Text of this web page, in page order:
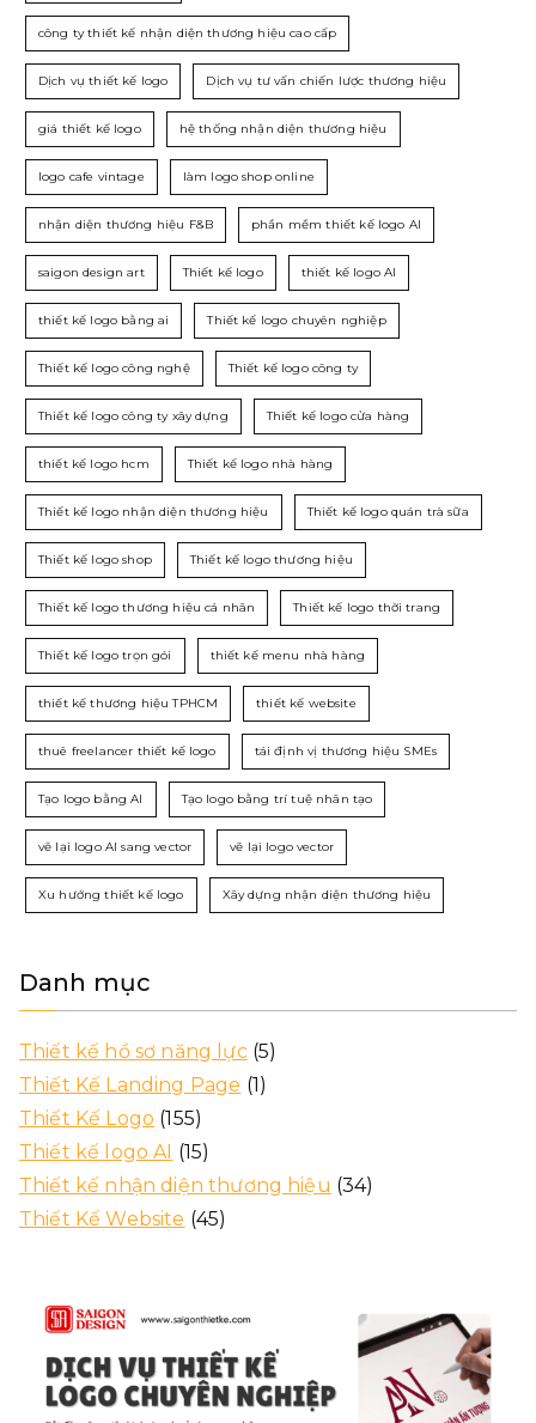
công ty thiết kế nhận diện thương hiệu cao cấp
Dịch vụ thiết kế logo Dịch vụ tư vấn chiến lược thương hiệu
giá thiết kế logo hệ thống nhận diện thương hiệu
logo cafe vintage làm logo shop online
nhận diện thương hiệu F&B phần mềm thiết kế logo AI
saigon design art Thiết kế logo thiết kế logo AI
thiết kế logo bằng ai Thiết kế logo chuyên nghiệp
Thiết kế logo công nghệ Thiết kế logo công ty
Thiết kế logo công ty xây dựng Thiết kế logo cửa hàng
thiết kế logo hcm Thiết kế logo nhà hàng
Thiết kế logo nhận diện thương hiệu Thiết kế logo quán trà sữa
Thiết kế logo shop Thiết kế logo thương hiệu
Thiết kế logo thương hiệu cá nhân Thiết kế logo thời trang
Thiết kế logo trọn gói thiết kế menu nhà hàng
thiết kế thương hiệu TPHCM thiết kế website
thuê freelancer thiết kế logo tái định vị thương hiệu SMEs
Tạo logo bằng AI Tạo logo bằng trí tuệ nhân tạo
vẽ lại logo AI sang vector vẽ lại logo vector
Xu hướng thiết kế logo Xây dựng nhận diện thương hiệu
Danh mục
Thiết kế hồ sơ năng lực(5)
Thiết Kế Landing Page (1)
Thiết Kế Logo (155)
Thiết kế logo AI (15)
Thiết kế nhận diện thương hiệu (34)
Thiết Kế Website (45)